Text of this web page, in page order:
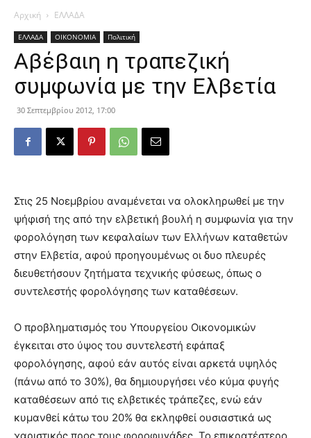
Αρχική ΕΛΛΑΔΑ
ΕΛΛΑΔΑ ΟΙΚΟΝΟΜΙΑ Πολιτική
Αβέβαιη η τραπεζική
συμφωνία με την Ελβετία
30 Σεπτεμβρίου 2012, 17:00
Στις 25 Νοεμβρίου αναμένεται να ολοκληρωθεί με την
ψήφισή της από την ελβετική βουλή η συμφωνία για την
φορολόγηση των κεφαλαίων των Ελλήνων καταθετών
στην Ελβετία, αφού προηγουμένως οι δυο πλευρές
διευθετήσουν ζητήματα τεχνικής φύσεως, όπως ο
συντελεστής φορολόγησης των καταθέσεων.
Ο προβληματισμός του Υπουργείου Οικονομικών
έγκειται στο ύψος του συντελεστή εφάπαξ
φορολόγησης, αφού εάν αυτός είναι αρκετά υψηλός
(πάνω από το 30%), θα δημιουργήσει νέο κύμα φυγής
καταθέσεων από τις ελβετικές τράπεζες, ενώ εάν
κυμανθεί κάτω του 20% θα εκληφθεί ουσιαστικά ως